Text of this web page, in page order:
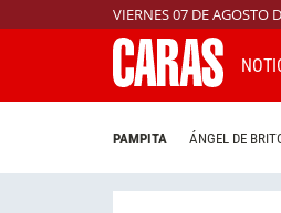
VIERNES 07 DE AGOSTO
PAMPITA ÁNGEL DE